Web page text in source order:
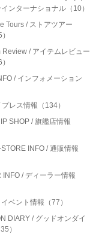
ンターナショナル（10）
Tours / ストアツアー
Review / アイテムレビュー
/ インフォメーション
レス情報（134）
SHOP / 旗艦店情報
INFO / 通販情報
INFO / ディーラー情報
ベント情報（77）
DIARY / グッドオンダイ
）